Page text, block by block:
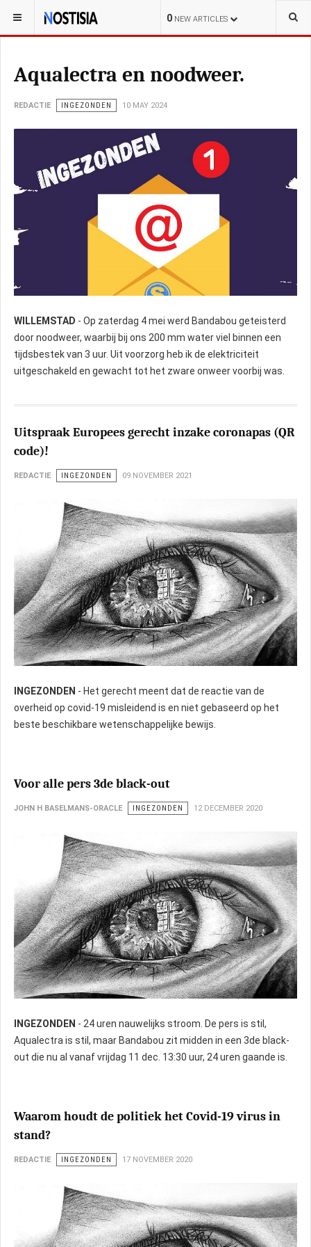
0 NEW ARTICLES
YOU ARE HERE: CURAÇAO LOKAL
Aqualectra en noodweer.
REDACTIE INGEZONDEN 10 MAY 2024
WILLEMSTAD - Op zaterdag 4 mei werd Bandabou geteisterd
door noodweer, waarbij bij ons 200 mm water viel binnen een
tijdsbestek van 3 uur. Uit voorzorg heb ik de elektriciteit
uitgeschakeld en gewacht tot het zware onweer voorbij was.
Uitspraak Europees gerecht inzake coronapas (QR
code)!
REDACTIE INGEZONDEN 09 NOVEMBER 2021
INGEZONDEN - Het gerecht meent dat de reactie van de
overheid op covid-19 misleidend is en niet gebaseerd op het
beste beschikbare wetenschappelijke bewijs.
Voor alle pers 3de black-out
JOHN H BASELMANS-ORACLE INGEZONDEN 12 DECEMBER 2020
INGEZONDEN - 24 uren nauwelijks stroom. De pers is stil,
Aqualectra is stil, maar Bandabou zit midden in een 3de black-
out die nu al vanaf vrijdag 11 dec. 13:30 uur, 24 uren gaande is.
Waarom houdt de politiek het Covid-19 virus in
stand?
REDACTIE INGEZONDEN 17 NOVEMBER 2020